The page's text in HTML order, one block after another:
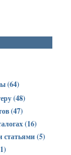
(64)
(48)
(47)
(16)
статьями (5)